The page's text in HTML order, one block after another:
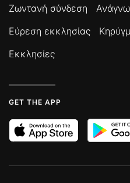
Ζωντανή σύνδεση
Εύρεση εκκλησίας
Εκκλησίες
GET THE APP